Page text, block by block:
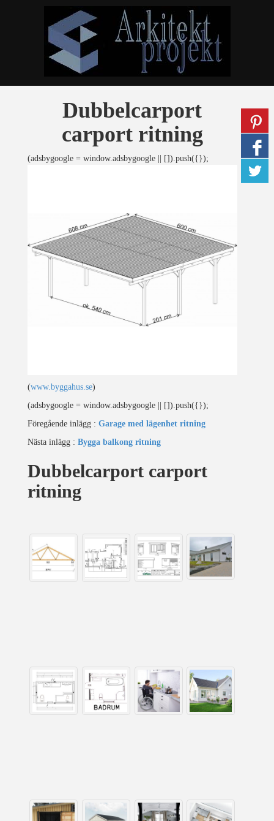
Dubbelcarport
carport ritning
(adsbygoogle = window.adsbygoogle || []).push({});
(www.byggahus.se)
(adsbygoogle = window.adsbygoogle || []).push({});
Föregående inlägg : Garage med lägenhet ritning
Nästa inlägg : Bygga balkong ritning
Dubbelcarport carport
ritning